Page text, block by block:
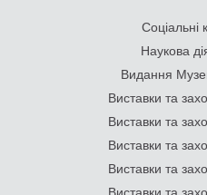
Соціальні
Наукова
Видання
Виставки та
Виставки та
Виставки та
Виставки та
Виставки та